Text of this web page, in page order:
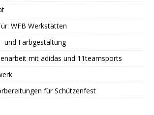
WFB Werkstätten
und Farbgestaltung
mit adidas und 11teamsports
für Schützenfest